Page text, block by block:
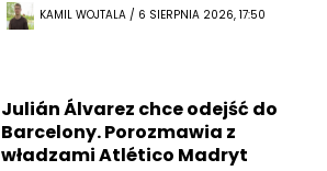
KAMIL WOJTALA / 6 SIERPNIA 2026, 17:50
Julián Álvarez chce odejść do
Barcelony. Porozmawia z
władzami Atlético Madryt